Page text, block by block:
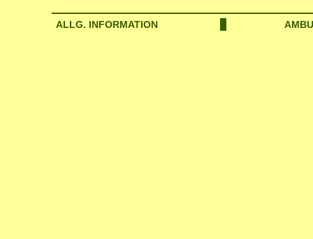
ALLG. INFORMATION